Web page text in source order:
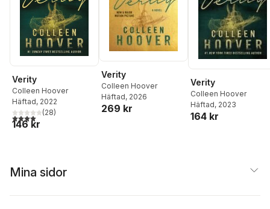
Verity
Colleen Hoover
Häftad, 2022
4,0utav 5 stjärnor. Totalt antal röster:
(28)
146 kr
Verity
Colleen Hoover
Häftad, 2026
269 kr
Verity
Colleen Hoover
Häftad, 2023
164 kr
Mina sidor